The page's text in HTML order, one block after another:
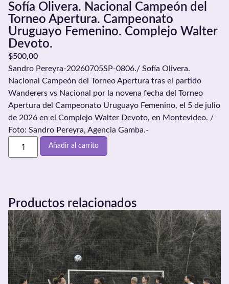
Sofía Olivera. Nacional Campeón del
Torneo Apertura. Campeonato
Uruguayo Femenino. Complejo Walter
Devoto.
$500,00
Sandro Pereyra-20260705SP-0806./ Sofía Olivera.
Nacional Campeón del Torneo Apertura tras el partido
Wanderers vs Nacional por la novena fecha del Torneo
Apertura del Campeonato Uruguayo Femenino, el 5 de julio
de 2026 en el Complejo Walter Devoto, en Montevideo. /
Foto: Sandro Pereyra, Agencia Gamba.-
Añadir al carrito
Productos relacionados